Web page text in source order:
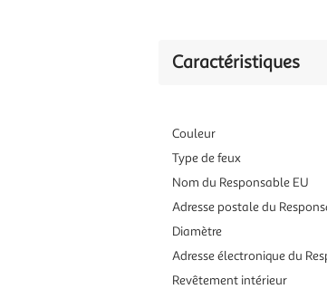
Caractéristiques
Couleur
Type de feux
Nom du Responsable EU
Adresse postale du
Diamètre
Adresse électronique du
Revêtement intérieur